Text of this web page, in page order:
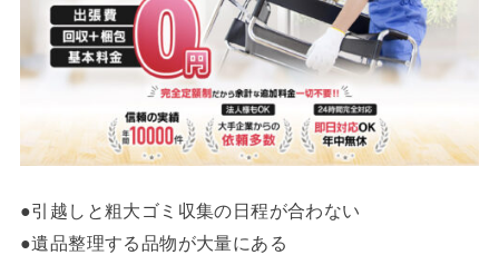
●引越しと粗大ゴミ収集の日程が合わない
●遺品整理する品物が大量にある